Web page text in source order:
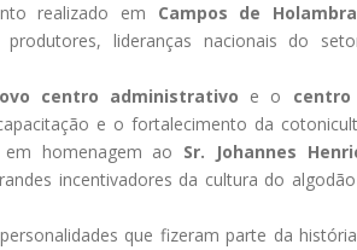
realizado em Campos de Holambra
produtores, lideranças nacionais do
centro administrativo e o
e o fortalecimento da
homenagem ao Sr. Johannes
incentivadores da cultura do
que fizeram parte da